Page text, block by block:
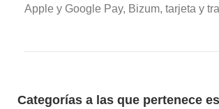
Apple y Google Pay, Bizum, tarjeta y
Categorías a las que pertenece